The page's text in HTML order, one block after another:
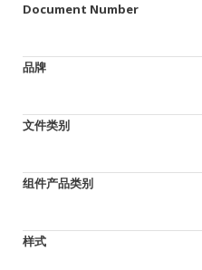
新闻稿
活动信息
Document Number
品牌
文件类别
组件产品类别
样式